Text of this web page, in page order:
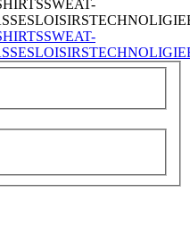
SWEAT-
LOISIRSTECHNOLIGIE
SWEAT-
LOISIRSTECHNOLIGIE